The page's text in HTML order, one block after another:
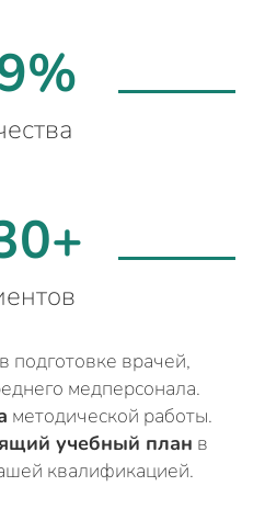
в подготовке врачей,
медперсонала.
методической работы.
учебный план в
квалификацией.